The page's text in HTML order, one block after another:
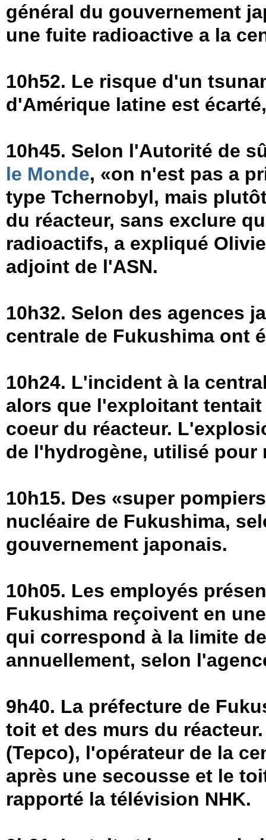
général du gouvernement
une fuite radioactive a la
10h52. Le risque d'un
d'Amérique latine est
10h45. Selon l'Autorité de
le Monde, «on n'est pas a
type Tchernobyl, mais
du réacteur, sans exclure
radioactifs, a expliqué
adjoint de l'ASN.
10h32. Selon des agences
centrale de Fukushima ont
10h24. L'incident à la
alors que l'exploitant
coeur du réacteur.
de l'hydrogène, utilisé pour
10h15. Des «super
nucléaire de Fukushima,
gouvernement japonais.
10h05. Les employés
Fukushima reçoivent en
qui correspond à la limite
annuellement, selon
9h40. La préfecture de
toit et des murs du
(Tepco), l'opérateur de la
après une secousse et le
rapporté la télévision NHK.